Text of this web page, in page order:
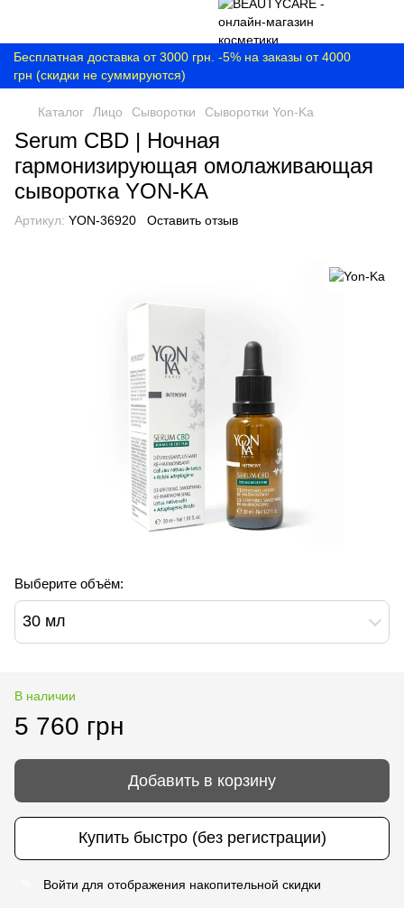
Бесплатная доставка от 3000 грн. -5% на заказы от 4000
грн (скидки не суммируются)
Каталог Лицо Сыворотки Сыворотки Yon-Ka
Serum CBD | Ночная
гармонизирующая омолаживающая
сыворотка YON-KA
Артикул: YON-36920 Оставить отзыв
Выберите объём:
30 мл
В наличии
5 760 грн
Добавить в корзину
Купить быстро (без регистрации)
Войти для отображения накопительной скидки